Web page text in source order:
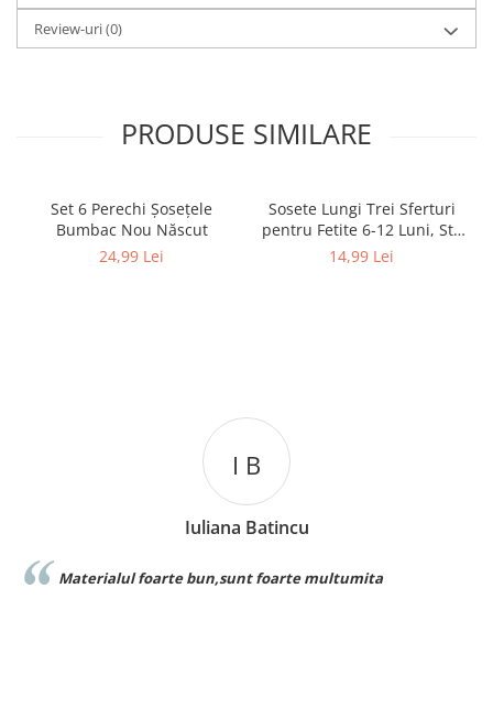
Review-uri(0)
PRODUSE SIMILARE
Set 6 Perechi Şosețele
Bumbac Nou Născut
24,99 Lei
Sosete Lungi Trei Sferturi
pentru Fetite 6-12 Luni, Stil
Dres Dantelat, cu Fundita
14,99 Lei
I B
Iuliana Batincu
Materialul foarte bun,sunt foarte multumita